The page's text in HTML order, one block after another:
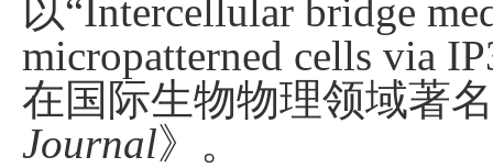
以“Intercellular bridge
micropatterned cells via IP
在国际生物物理领域著
Journal》。